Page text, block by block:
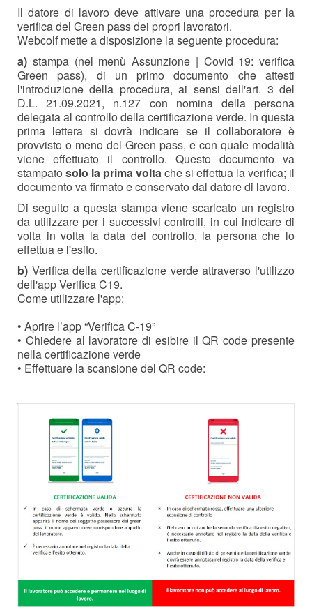
Il datore di lavoro deve attivare una procedura per la
verifica del Green pass dei propri lavoratori.
Webcolf mette a disposizione la seguente procedura:
a) stampa (nel menù Assunzione | Covid 19: verifica
Green pass), di un primo documento che attesti
l'introduzione della procedura, ai sensi dell'art. 3 del
D.L. 21.09.2021, n.127 con nomina della persona
delegata al controllo della certificazione verde. In questa
prima lettera si dovrà indicare se il collaboratore è
provvisto o meno del Green pass, e con quale modalità
viene effettuato il controllo. Questo documento va
stampato solo la prima volta che si effettua la verifica; il
documento va firmato e conservato dal datore di lavoro.
Di seguito a questa stampa viene scaricato un registro
da utilizzare per i successivi controlli, in cui indicare di
volta in volta la data del controllo, la persona che lo
effettua e l'esito.
b) Verifica della certificazione verde attraverso l'utilizzo
dell'app Verifica C19.
Come utilizzare l'app:
• Aprire l’app “Verifica C-19”
• Chiedere al lavoratore di esibire il QR code presente
nella certificazione verde
• Effettuare la scansione del QR code: